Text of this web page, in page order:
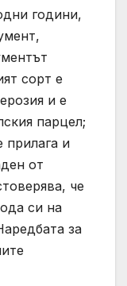
години,
сорт е
и е
парцел;
прилага и
от
че
си на
за